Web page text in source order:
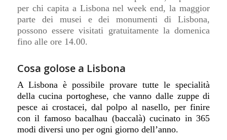
per chi capita a Lisbona nel week end, la maggior
parte dei musei e dei monumenti di Lisbona,
possono essere visitati gratuitamente la domenica
fino alle ore 14.00.
Cosa golose a Lisbona
A Lisbona è possibile provare tutte le specialità
dellacucina portoghese, che vanno dalle zuppe di
pesce ai crostacei, dal polpo al nasello, per finire
con il famoso bacalhau (baccalà) cucinato in 365
modi diversi uno per ogni giorno dell’anno.